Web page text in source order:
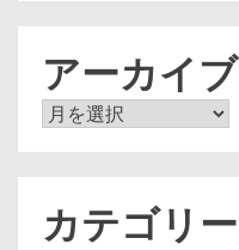
アーカイブ
ア
カテゴリー